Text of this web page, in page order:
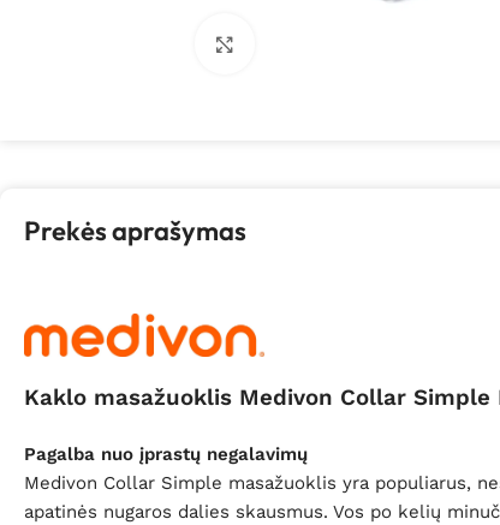
Prekės aprašymas
Kaklo masažuoklis Medivon Collar Simple
Pagalba nuo įprastų negalavimų
Medivon Collar Simple masažuoklis yra populiarus,
apatinės nugaros dalies skausmus. Vos po kelių